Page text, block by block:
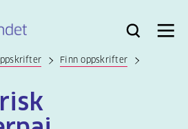
Bli
Logg
Søk Meny
Finn oppskrifter